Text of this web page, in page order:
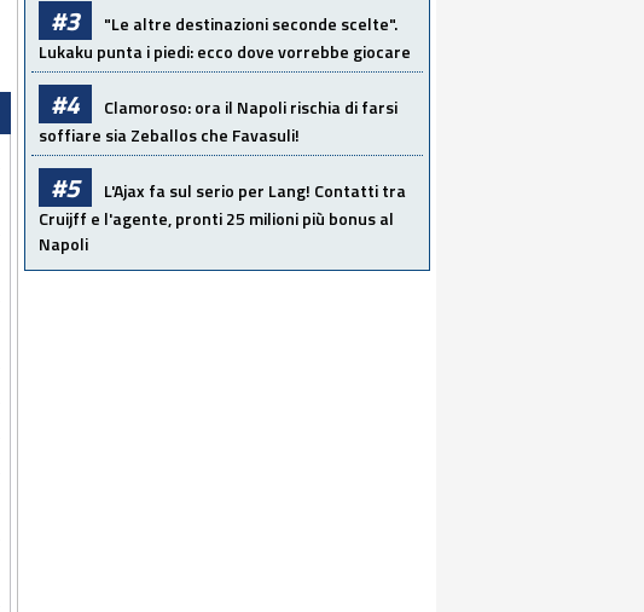
#3
"Le altre destinazioni seconde scelte".
Lukaku punta i piedi: ecco dove vorrebbe giocare
#4
Clamoroso: ora il Napoli rischia di farsi
soffiare sia Zeballos che Favasuli!
#5
L'Ajax fa sul serio per Lang! Contatti tra
Cruijff e l'agente, pronti 25 milioni più bonus al
Napoli